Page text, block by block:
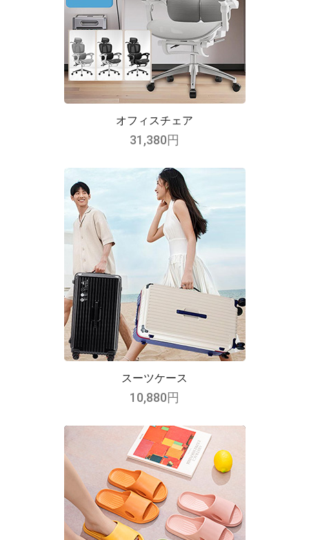
オフィスチェア
31,380円
スーツケース
10,880円